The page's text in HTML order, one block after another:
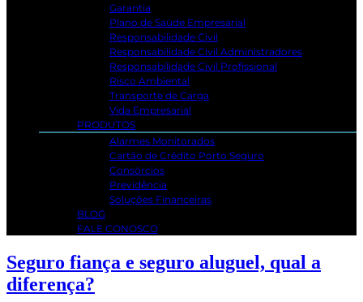
Garantia
Plano de Saúde Empresarial
Responsabilidade Civil
Responsabilidade Civil Administradores
Responsabilidade Civil Profissional
Risco Ambiental
Transporte de Carga
Vida Empresarial
PRODUTOS
Alarmes Monitorados
Cartão de Crédito Porto Seguro
Consórcios
Previdência
Soluções Financeiras
BLOG
FALE CONOSCO
Seguro fiança e seguro aluguel, qual a
diferença?